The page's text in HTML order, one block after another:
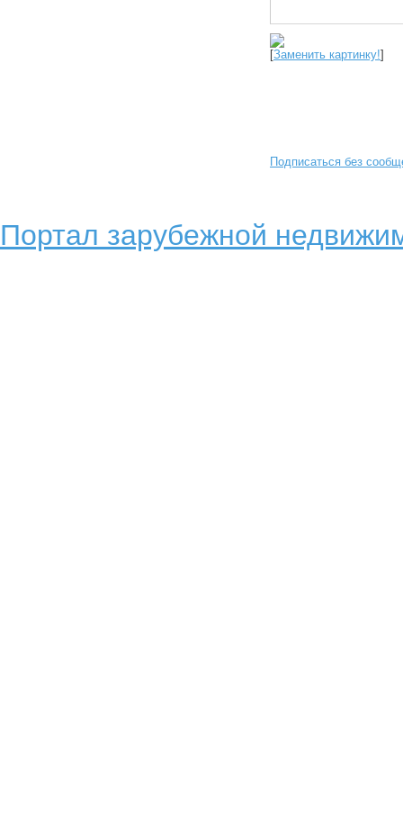
[Заменить картинку!]
Подписаться без
Портал зарубежной